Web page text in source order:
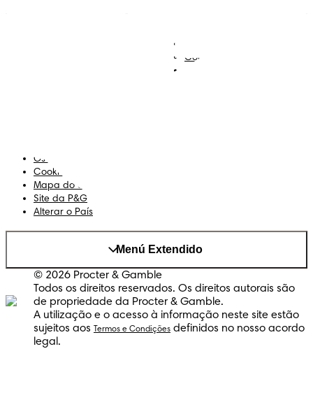
Contacta-nos
Os Meus Dados
Cookies
Mapa do Site
Site da P&G
Alterar o País
Menú Extendido
© 2026 Procter & Gamble
Todos os direitos reservados. Os direitos autorais são
de propriedade da Procter & Gamble.
A utilização e o acesso à informação neste site estão
sujeitos aos
Termos e Condições definidos no nosso acordo
legal.